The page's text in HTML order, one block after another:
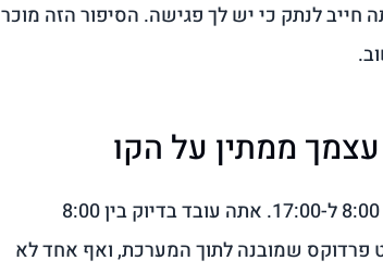
אתה חייב לנתק כי יש לך פגישה. הסיפור הזה מוכר
ממתין על הקו
שירות לקוחות בישראל פתוח בדרך כלל בין 8:00 ל-17:00. אתה עובד בדיוק בין 8:00
פרדוקס שמובנה לתוך המערכת, ואף אחד לא